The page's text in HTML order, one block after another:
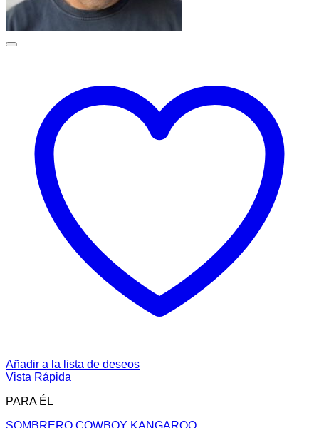
Añadir a la lista de deseos
Vista Rápida
PARA ÉL
SOMBRERO COWBOY KANGAROO